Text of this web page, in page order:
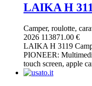
LAIKA H
Camper, roulotte,
2026 113871.00 €
LAIKA H 3119
PIONEER:
touch screen, apple